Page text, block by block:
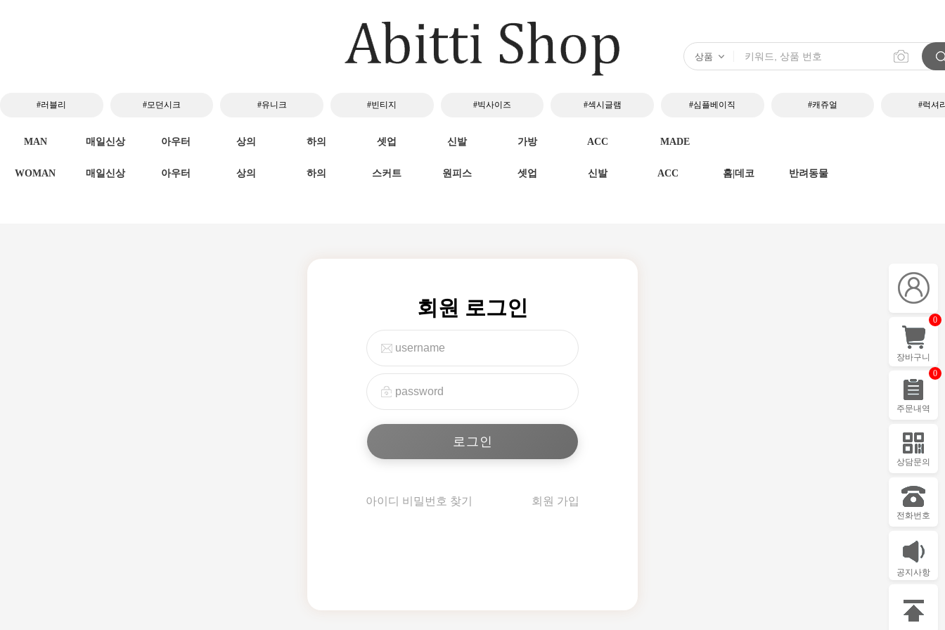
#러블리 #모던시크 #유니크 #빈티지 #빅사이즈 #섹시글램 #심플베이직 #캐쥬얼 #럭셔
MAN 매일신상 아우터 상의 하의 셋업 신발 가방 ACC MADE
WOMAN 매일신상 아우터 상의 하의 스커트 원피스 셋업 신발 ACC 홈|데코 반려동물
회원 로그인
아이디 비밀번호 찾기 회원 가입
장바구니
0
주문내역
0
상담문의
전화번호
공지사항